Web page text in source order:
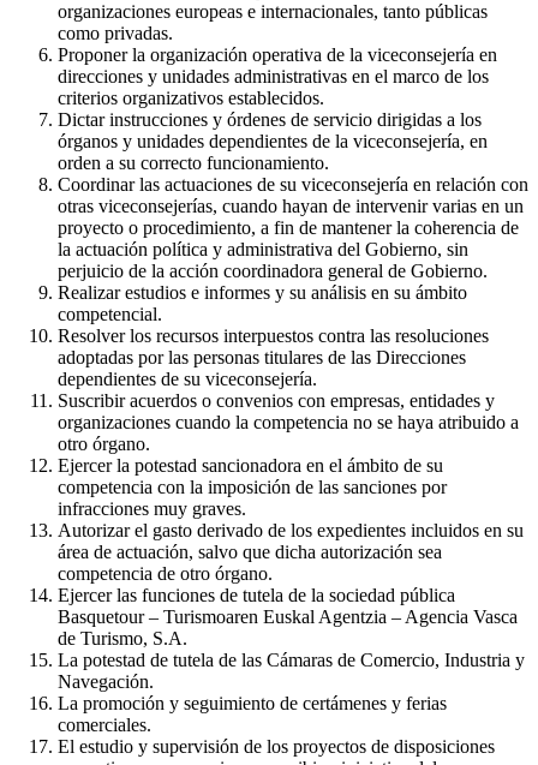
organizaciones europeas e internacionales, tanto públicas
como privadas.
Proponer la organización operativa de la viceconsejería en
direcciones y unidades administrativas en el marco de los
criterios organizativos establecidos.
Dictar instrucciones y órdenes de servicio dirigidas a los
órganos y unidades dependientes de la viceconsejería, en
orden a su correcto funcionamiento.
Coordinar las actuaciones de su viceconsejería en relación con
otras viceconsejerías, cuando hayan de intervenir varias en un
proyecto o procedimiento, a fin de mantener la coherencia de
la actuación política y administrativa del Gobierno, sin
perjuicio de la acción coordinadora general de Gobierno.
Realizar estudios e informes y su análisis en su ámbito
competencial.
Resolver los recursos interpuestos contra las resoluciones
adoptadas por las personas titulares de las Direcciones
dependientes de su viceconsejería.
Suscribir acuerdos o convenios con empresas, entidades y
organizaciones cuando la competencia no se haya atribuido a
otro órgano.
Ejercer la potestad sancionadora en el ámbito de su
competencia con la imposición de las sanciones por
infracciones muy graves.
Autorizar el gasto derivado de los expedientes incluidos en su
área de actuación, salvo que dicha autorización sea
competencia de otro órgano.
Ejercer las funciones de tutela de la sociedad pública
Basquetour – Turismoaren Euskal Agentzia – Agencia Vasca
de Turismo, S.A.
La potestad de tutela de las Cámaras de Comercio, Industria y
Navegación.
La promoción y seguimiento de certámenes y ferias
comerciales.
El estudio y supervisión de los proyectos de disposiciones